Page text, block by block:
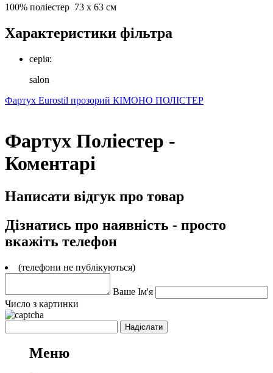
100% поліестер 73 х 63 см
Характеристики фільтра
серія:
salon
Фартух Eurostil прозорий КІМОНО ПОЛІСТЕР
Фартух Поліестер -
Коментарі
Написати відгук про товар
Дізнатись про наявність - просто
вкажіть телефон
(телефони не публікуються)
Ваше Ім'я
Число з картинки
Меню